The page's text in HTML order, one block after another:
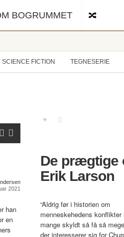
BOGRUMMET
SCIENCE FICTION TEGNESERIE
2021
han
en
De prægtige
Erik Larson
“Aldrig før i historien om
menneskehedens konflikter
mange skyldt så få så
der interesserer sig for